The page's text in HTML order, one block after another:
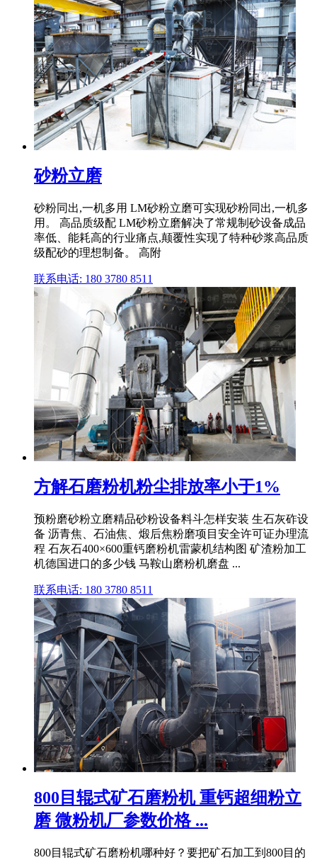
砂粉立磨
砂粉同出,一机多用 LM砂粉立磨可实现砂粉同出,一机多
用。 高品质级配 LM砂粉立磨解决了常规制砂设备成品
率低、能耗高的行业痛点,颠覆性实现了特种砂浆高品质
级配砂的理想制备。 高附
联系电话: 180 3780 8511
方解石磨粉机粉尘排放率小于1%
预粉磨砂粉立磨精品砂粉设备料斗怎样安装 生石灰砟设
备 沥青焦、石油焦、煅后焦粉磨项目安全许可证办理流
程 石灰石400×600重钙磨粉机雷蒙机结构图 矿渣粉加工
机德国进口的多少钱 马鞍山磨粉机磨盘 ...
联系电话: 180 3780 8511
800目辊式矿石磨粉机 重钙超细粉立
磨 微粉机厂参数价格 ...
800目辊式矿石磨粉机哪种好？要把矿石加工到800目的